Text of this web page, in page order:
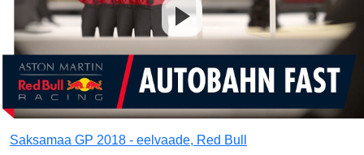
Saksamaa GP 2018 - eelvaade, Red Bull